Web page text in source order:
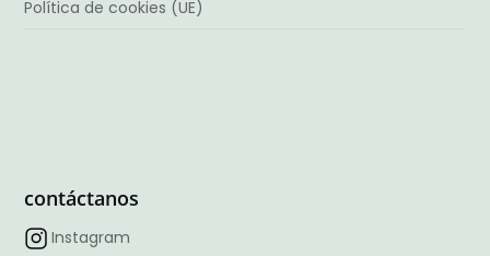
Política de cookies (UE)
contáctanos
Instagram